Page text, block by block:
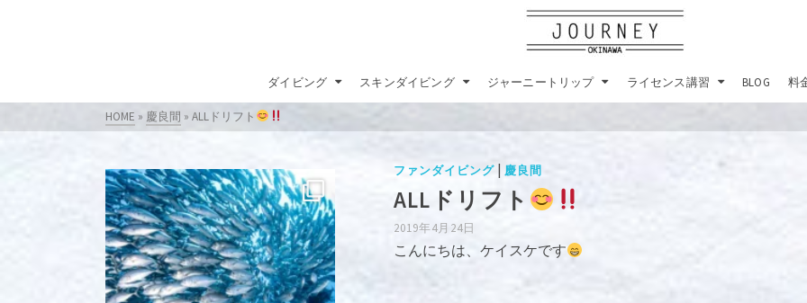
ダイビング スキンダイビング ジャーニートリップ ライセンス講習 BLOG 料
HOME » 慶良間 » ALLドリフト
ファンダイビング | 慶良間
ALLドリフト
2019年4月24日
こんにちは、ケイスケです